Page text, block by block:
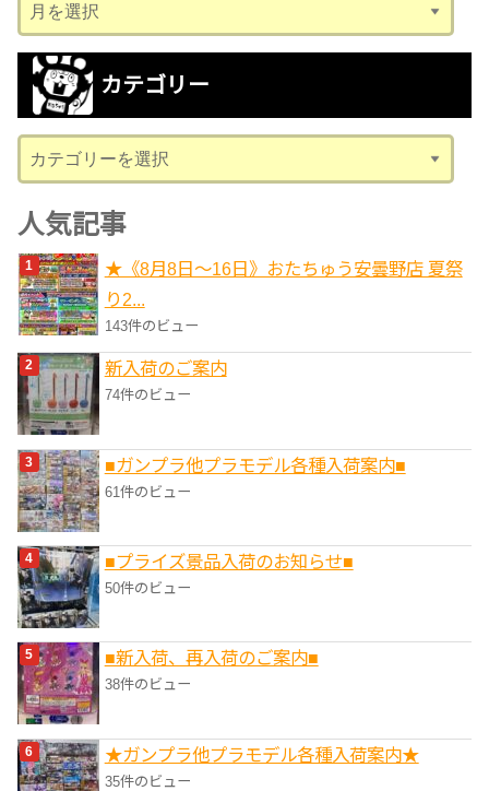
ー
カ
ブ
カテゴリー
テ
ゴ
リ
ー
人気記事
★《8月8日～16日》おたちゅう安曇野店 夏祭
り2...
143件のビュー
新入荷のご案内
74件のビュー
■ガンプラ他プラモデル各種入荷案内■
61件のビュー
■プライズ景品入荷のお知らせ■
50件のビュー
■新入荷、再入荷のご案内■
38件のビュー
★ガンプラ他プラモデル各種入荷案内★
35件のビュー